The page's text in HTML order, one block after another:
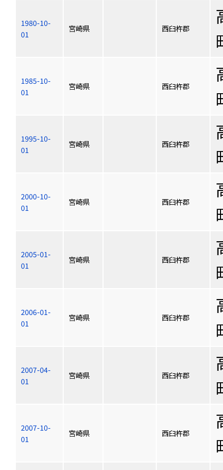
1980-10-
01
宮崎県 西臼杵郡
1985-10-
01
宮崎県 西臼杵郡
1995-10-
01
宮崎県 西臼杵郡
2000-10-
01
宮崎県 西臼杵郡
2005-01-
01
宮崎県 西臼杵郡
2006-01-
01
宮崎県 西臼杵郡
2007-04-
01
宮崎県 西臼杵郡
2007-10-
01
宮崎県 西臼杵郡